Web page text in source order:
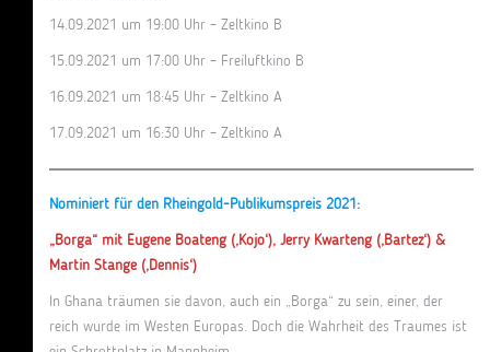
14.09.2021 um 19:00 Uhr – Zeltkino B
15.09.2021 um 17:00 Uhr – Freiluftkino B
16.09.2021 um 18:45 Uhr – Zeltkino A
17.09.2021 um 16:30 Uhr – Zeltkino A
Nominiert für den Rheingold-Publikumspreis 2021:
„Borga“ mit Eugene Boateng (‚Kojo‘), Jerry Kwarteng (‚Bartez‘) &
Martin Stange (‚Dennis‘)
In Ghana träumen sie davon, auch ein „Borga“ zu sein, einer, der
reich wurde im Westen Europas. Doch die Wahrheit des Traumes ist